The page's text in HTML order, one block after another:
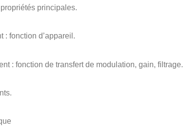
principales.
: fonction d’appareil.
: fonction de transfert de modulation, gain, filtrage.